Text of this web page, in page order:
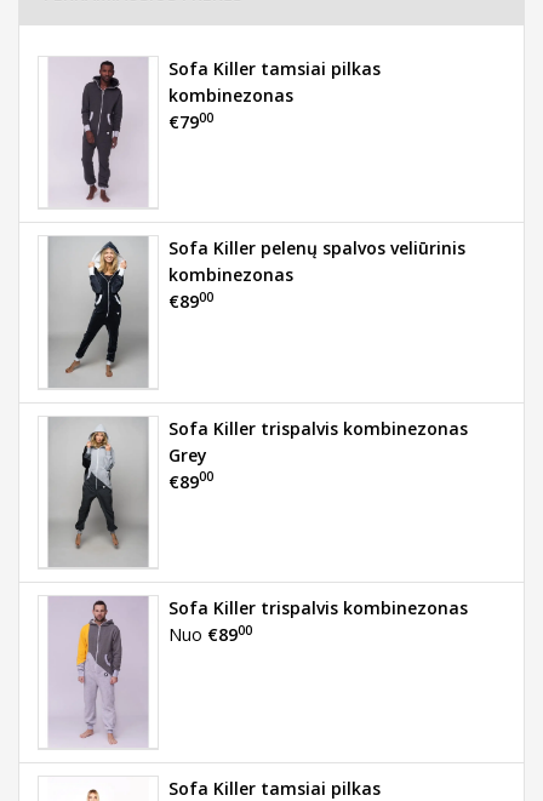
Sofa Killer tamsiai pilkas
kombinezonas
€7900
Sofa Killer pelenų spalvos veliūrinis
kombinezonas
€8900
Sofa Killer trispalvis kombinezonas
Grey
€8900
Sofa Killer trispalvis kombinezonas
Nuo €8900
Sofa Killer tamsiai pilkas